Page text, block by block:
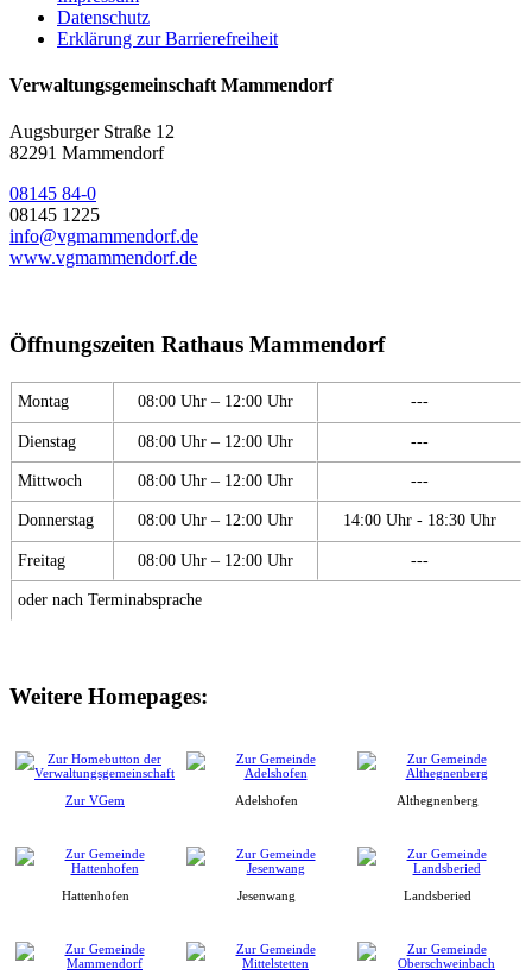
Datenschutz
Erklärung zur Barrierefreiheit
Verwaltungsgemeinschaft Mammendorf
Augsburger Straße 12
82291 Mammendorf
08145 84-0
08145 1225
info@vgmammendorf.de
www.vgmammendorf.de
Öffnungszeiten Rathaus Mammendorf
Montag 08:00 Uhr – 12:00 Uhr ---
Dienstag 08:00 Uhr – 12:00 Uhr ---
Mittwoch 08:00 Uhr – 12:00 Uhr ---
Donnerstag 08:00 Uhr – 12:00 Uhr 14:00 Uhr - 18:30 Uhr
Freitag 08:00 Uhr – 12:00 Uhr ---
oder nach Terminabsprache
Weitere Homepages:
Zur VGem Adelshofen Althegnenberg
Hattenhofen Jesenwang Landsberied